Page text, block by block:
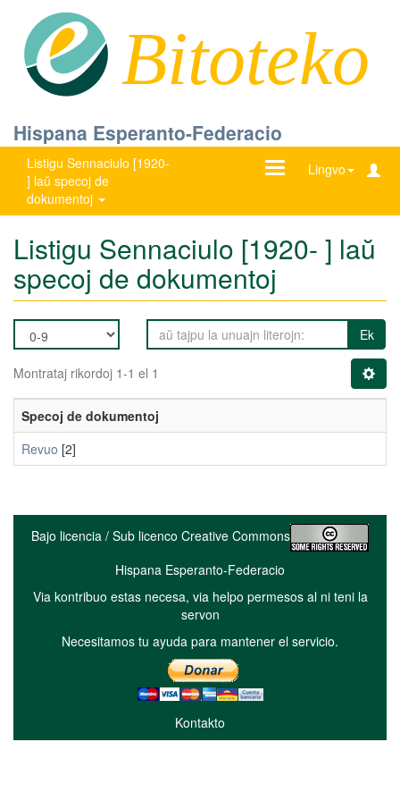
Bitoteko
Hispana Esperanto-Federacio
Listigu Sennaciulo [1920-
] laŭ specoj de
dokumentoj
Lingvo
Ŝanĝu
Listigu Sennaciulo [1920- ] laŭ
specoj de dokumentoj
Ek
Montrataj rikordoj 1-1 el 1
Specoj de dokumentoj
Revuo [2]
Bajo licencia / Sub licenco Creative Commons
Hispana Esperanto-Federacio
Via kontribuo estas necesa, via helpo permesos al ni teni la
servon
Necesitamos tu ayuda para mantener el servicio.
Kontakto